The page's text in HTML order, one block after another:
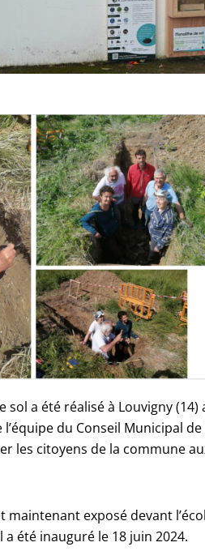
sol a été réalisé à Louvigny
l’équipe du Conseil Municipal
les citoyens de la commune
maintenant exposé devant
a été inauguré le 18 juin 2024.